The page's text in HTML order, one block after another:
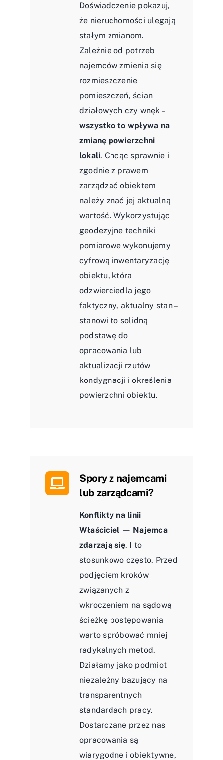
Doświadczenie pokazuj,
że nieruchomości ulegają
stałym zmianom.
Zależnie od potrzeb
najemców zmienia się
rozmieszczenie
pomieszczeń, ścian
działowych czy wnęk –
wszystko to wpływa na
zmianę powierzchni
lokali. Chcąc sprawnie i
zgodnie z prawem
zarządzać obiektem
należy znać jej aktualną
wartość. Wykorzystując
geodezyjne techniki
pomiarowe wykonujemy
cyfrową inwentaryzację
obiektu, która
odzwierciedla jego
faktyczny, aktualny stan –
stanowi to solidną
podstawę do
opracowania lub
aktualizacji rzutów
kondygnacji i określenia
powierzchni obiektu.
Spory z najemcami
lub zarządcami?
Konflikty na linii
Właściciel — Najemca
zdarzają się. I to
stosunkowo często. Przed
podjęciem kroków
związanych z
wkroczeniem na sądową
ścieżkę postępowania
warto spróbować mniej
radykalnych metod.
Działamy jako podmiot
niezależny bazujący na
transparentnych
standardach pracy.
Dostarczane przez nas
opracowania są
wiarygodne i obiektywne,